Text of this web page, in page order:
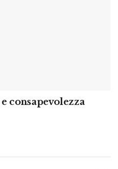
consapevolezza